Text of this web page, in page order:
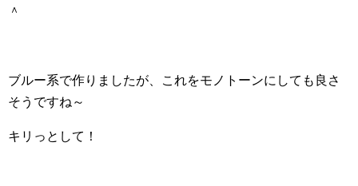
＾
ブルー系で作りましたが、これをモノトーンにしても良さ
そうですね～
キリっとして！